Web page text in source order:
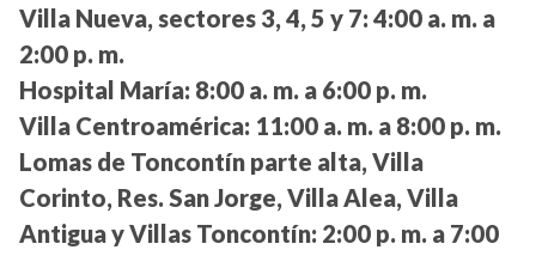
Villa Nueva, sectores 3, 4, 5 y 7: 4:00 a. m. a
2:00 p. m.
Hospital María: 8:00 a. m. a 6:00 p. m.
Villa Centroamérica: 11:00 a. m. a 8:00 p. m.
Lomas de Toncontín parte alta, Villa
Corinto, Res. San Jorge, Villa Alea, Villa
Antigua y Villas Toncontín: 2:00 p. m. a 7:00